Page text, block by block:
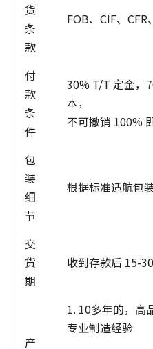
货
条
款
FOB、CIF、CFR
付
款
条
件
30% T/T 定金，
本，
不可撤销 100%
包
装
细
节
根据标准适航包
交
货
期
收到存款后 15-
产
1. 10多年的，高
专业制造经验